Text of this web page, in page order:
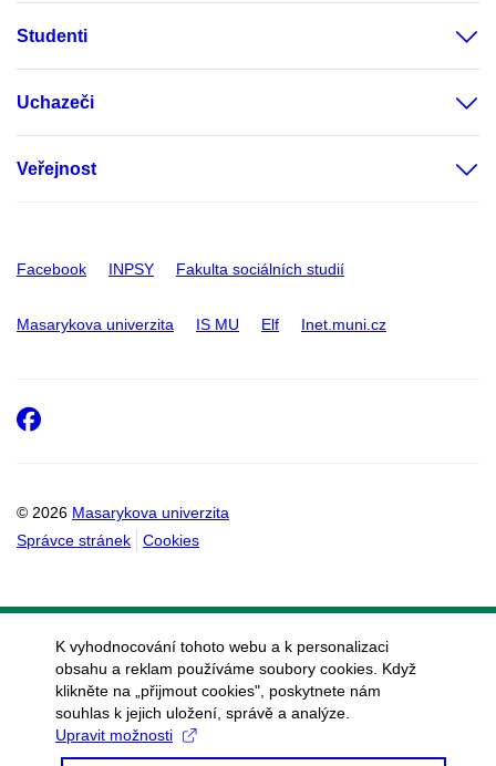
Studenti
Uchazeči
Veřejnost
Facebook INPSY Fakulta sociálních studií
Masarykova univerzita IS MU Elf Inet.muni.cz
© 2026 Masarykova univerzita
Správce stránek
Cookies
Facebook
K vyhodnocování tohoto webu a k personalizaci
obsahu a reklam používáme soubory cookies. Když
klikněte na „přijmout cookies", poskytnete nám
souhlas k jejich uložení, správě a analýze.
Upravit možnosti